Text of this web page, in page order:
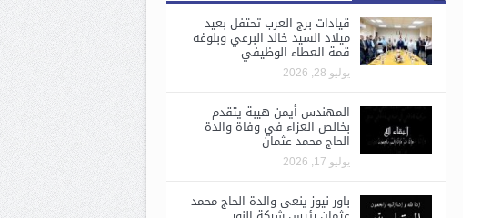
قيادات برج العرب تحتفل بعيد
ميلاد السيد خالد البرعي وبلوغه
قمة العطاء الوظيفي
يوليو 28, 2026
المهندس أيمن هيبة يتقدم
بخالص العزاء في وفاة والدة
الحاج محمد عثمان
يوليو 17, 2026
باور نيوز ينعى والدة الحاج محمد